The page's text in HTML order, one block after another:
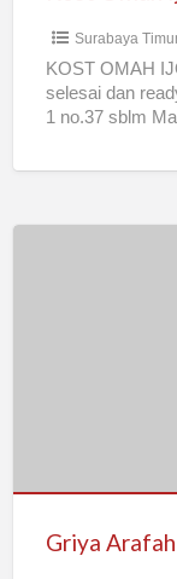
Surabaya
KOST OMAH
selesai dan
1 no.37 sblm
Griya